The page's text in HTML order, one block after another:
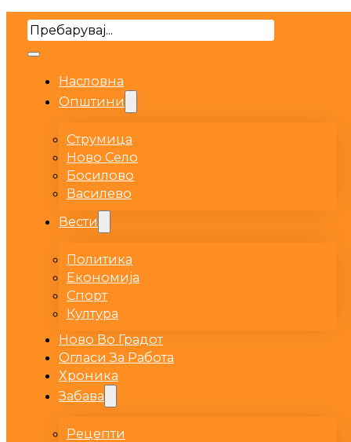
Search
Насловна
Општини
Струмица
Ново Село
Босилово
Василево
Вести
Политика
Економија
Спорт
Култура
Ново Во Градот
Огласи За Работа
Хроника
Забава
Рецепти